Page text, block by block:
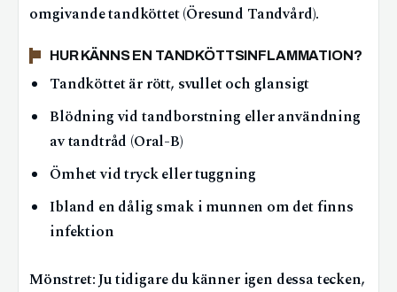
omgivande tandköttet (Öresund Tandvård).
HUR KÄNNS EN TANDKÖTTSINFLAMMATION?
Tandköttet är rött, svullet och glansigt
Blödning vid tandborstning eller användning
av tandtråd (Oral-B)
Ömhet vid tryck eller tuggning
Ibland en dålig smak i munnen om det finns
infektion
Mönstret: Ju tidigare du känner igen dessa tecken,